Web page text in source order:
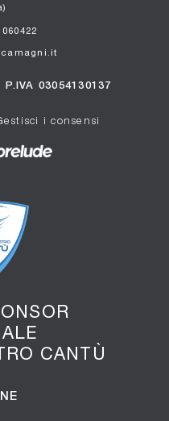
CANTÙ
03054130137
i consensi